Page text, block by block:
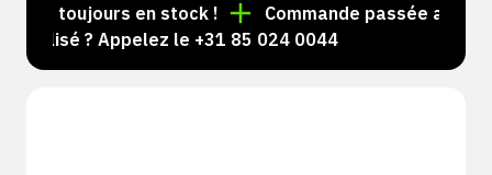
toujours en stock !
Commande passée avant 15
? Appelez le +31 85 024 0044